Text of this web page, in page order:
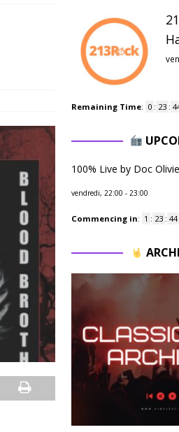
Remaining Time: 0 : 23 :
100% Live by Doc
vendredi, 22:00 - 23:00
Commencing in: 1 : 23 : 43